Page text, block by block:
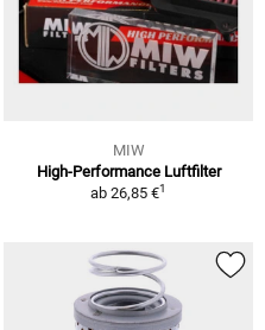
MIW
High-Performance Luftfilter
ab 26,85 €1